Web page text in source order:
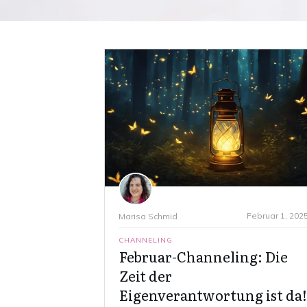
Marisa Schmid Februar 1,
CHANNELING
Februar-Channeling: Die
Zeit der
Eigenverantwortung ist da!